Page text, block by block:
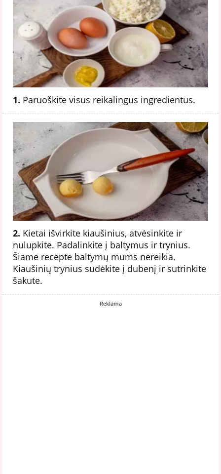
1. Paruoškite visus reikalingus ingredientus.
2. Kietai išvirkite kiaušinius, atvėsinkite ir
nulupkite. Padalinkite į baltymus ir trynius.
Šiame recepte baltymų mums nereikia.
Kiaušinių trynius sudėkite į dubenį ir sutrinkite
šakute.
Reklama